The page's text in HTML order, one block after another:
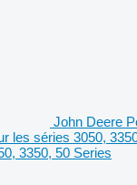
John Deere
les séries 3050,
3350, 50 Series